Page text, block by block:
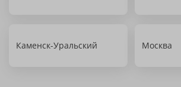
Каменск-Уральский Москва